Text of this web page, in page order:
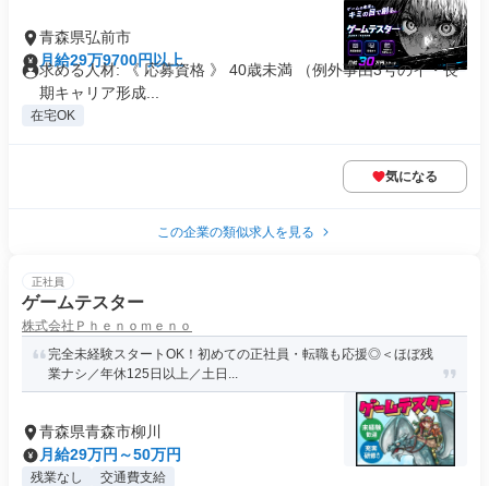
青森県弘前市
月給29万9700円以上
求める人材: 《 応募資格 》 40歳未満 （例外事由3号のイ・長
期キャリア形成...
在宅OK
気になる
この企業の類似求人を見る
正社員
ゲームテスター
株式会社Ｐｈｅｎｏｍｅｎｏ
完全未経験スタートOK！初めての正社員・転職も応援◎＜ほぼ残
業ナシ／年休125日以上／土日...
青森県青森市柳川
月給29万円～50万円
残業なし 交通費支給